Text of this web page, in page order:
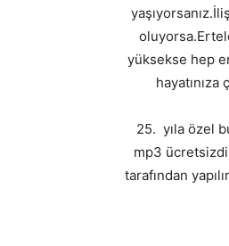
yüksekse hep
25. yıla özel
mp3
tarafından